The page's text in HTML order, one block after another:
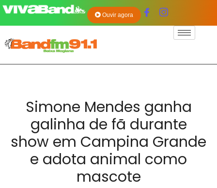
Ouvir agora
Simone Mendes ganha
galinha de fã durante
show em Campina Grande
e adota animal como
mascote